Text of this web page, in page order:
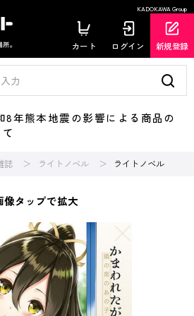
KADOKAWA Group
カート ログイン 新規登録
熊本地震の影響による商品の
誌 ライトノベル ライトノベル
像タップで拡大